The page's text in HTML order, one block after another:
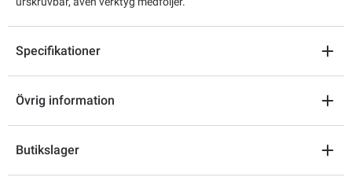
Specifikationer
Övrig information
Butikslager